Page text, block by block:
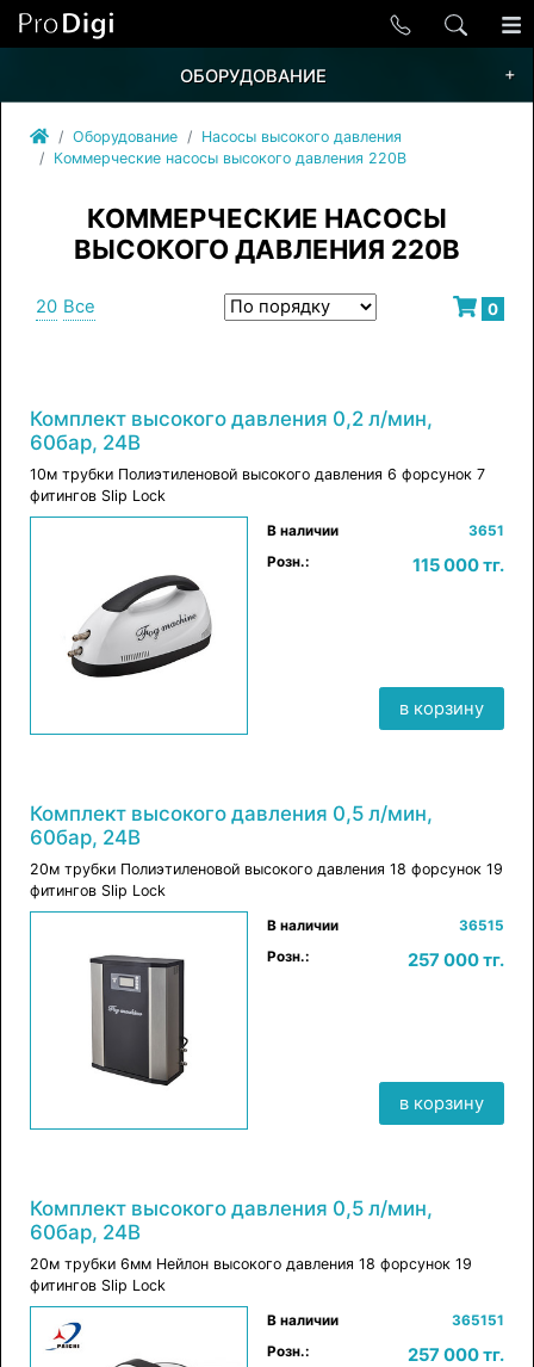
ОБОРУДОВАНИЕ +
Оборудование
Насосы высокого давления
Коммерческие насосы высокого давления 220В
КОММЕРЧЕСКИЕ НАСОСЫ
ВЫСОКОГО ДАВЛЕНИЯ 220В
20 Все 0
Комплект высокого давления 0,2 л/мин,
60бар, 24В
10м трубки Полиэтиленовой высокого давления 6 форсунок 7
фитингов Slip Lock
В наличии
3651
Розн.:
115 000 тг.
в корзину
×
Комплект высокого давления 0,5 л/мин,
60бар, 24В
20м трубки Полиэтиленовой высокого давления 18 форсунок 19
фитингов Slip Lock
В наличии
36515
Розн.:
257 000 тг.
в корзину
×
Комплект высокого давления 0,5 л/мин,
60бар, 24В
20м трубки 6мм Нейлон высокого давления 18 форсунок 19
фитингов Slip Lock
В наличии
365151
Розн.:
257 000 тг.
×